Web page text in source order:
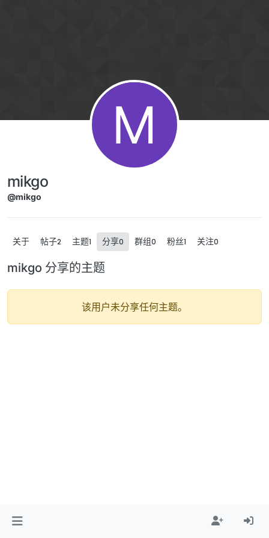
M
mikgo
@mikgo
关于 帖子2 主题1 分享0 群组0 粉丝1 关注0
mikgo 分享的主题
该用户未分享任何主题。